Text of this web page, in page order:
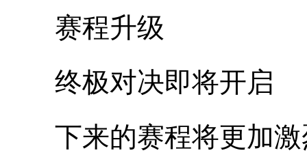
赛程升级
终极对决即将开启
下来的赛程将更加激